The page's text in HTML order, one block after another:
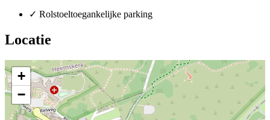
✓ Rolstoeltoegankelijke parking
Locatie
+
−